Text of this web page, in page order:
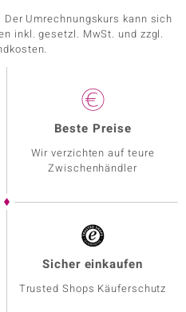
Umrechnungskurs kann sich
inkl. gesetzl. MwSt. und zzgl.
Beste Preise
Wir verzichten auf teure
Zwischenhändler
Sicher einkaufen
Trusted Shops Käuferschutz